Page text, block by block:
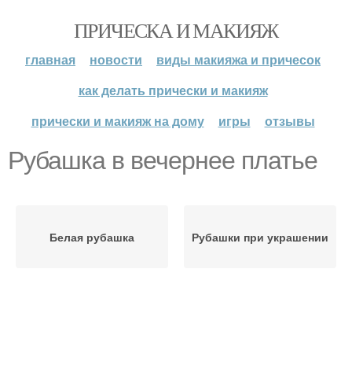
ПРИЧЕСКА И МАКИЯЖ
главная новости
виды макияжа и причесок
как делать прически и макияж
прически и макияж на дому
игры отзывы
Рубашка в вечернее платье
Белая рубашка Рубашки при украшении